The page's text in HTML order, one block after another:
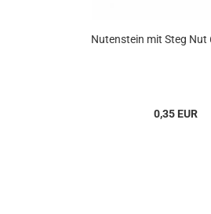
Nutenstein mit Steg Nut
0,35 EUR